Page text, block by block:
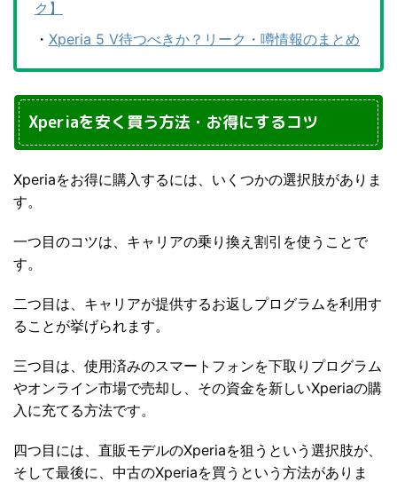
ク】
・ Xperia 5 V待つべきか？リーク・噂情報のまとめ
Xperiaを安く買う方法・お得にするコツ
Xperiaをお得に購入するには、いくつかの選択肢がありま
す。
一つ目のコツは、キャリアの乗り換え割引を使うことで
す。
二つ目は、キャリアが提供するお返しプログラムを利用す
ることが挙げられます。
三つ目は、使用済みのスマートフォンを下取りプログラム
やオンライン市場で売却し、その資金を新しいXperiaの購
入に充てる方法です。
四つ目には、直販モデルのXperiaを狙うという選択肢が、
そして最後に、中古のXperiaを買うという方法がありま